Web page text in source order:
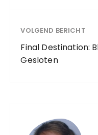
VOLGEND BERICHT
Final Destination:
Gesloten